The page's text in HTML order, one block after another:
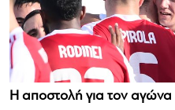
Η αποστολή για τον αγώνα